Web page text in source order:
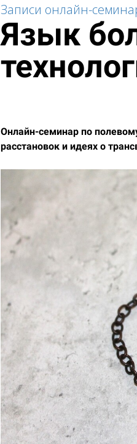
Записи онлайн-
Язык
Онлайн-семинар по
расстановок и идеях о